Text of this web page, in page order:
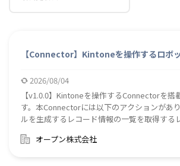
【Connector】Kintoneを操作するロボ
2026/08/04
【v1.0.0】Kintoneを操作するConnectorを搭
す。本Connectorには以下のアクションがあ
ルを生成するレコード情報の一覧を取得する
するレコードにコメントを新規投稿するファ
オープン株式会社